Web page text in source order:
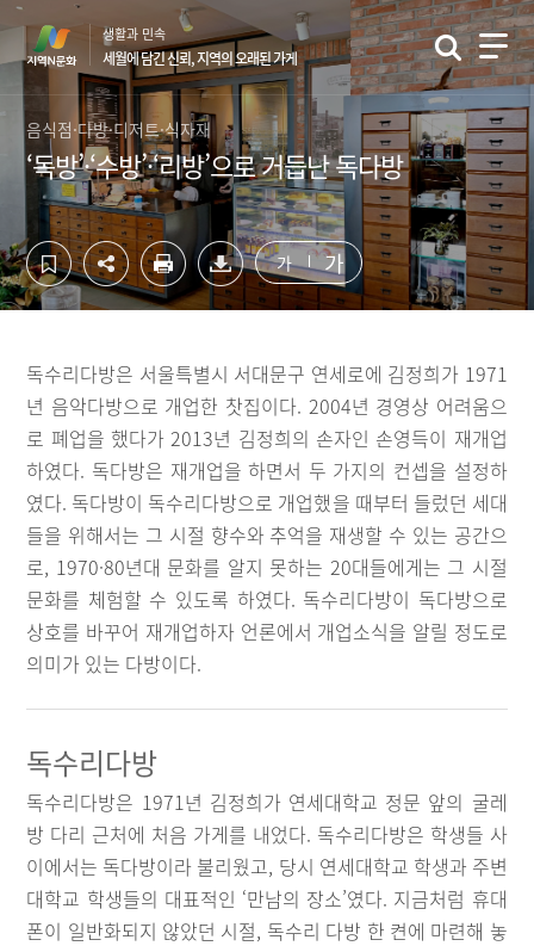
컨
츠
기
하
영
생활과 민속
세월에 담긴 신뢰, 지역의 오래된 가게
음식점·다방·디저트·식자재
‘독방’·‘수방’·‘리방’으로 거듭난 독다방
가 가
독수리다방은 서울특별시 서대문구 연세로에 김정희가 1971
년 음악다방으로 개업한 찻집이다. 2004년 경영상 어려움으
로 폐업을 했다가 2013년 김정희의 손자인 손영득이 재개업
하였다. 독다방은 재개업을 하면서 두 가지의 컨셉을 설정하
였다. 독다방이 독수리다방으로 개업했을 때부터 들렀던 세대
들을 위해서는 그 시절 향수와 추억을 재생할 수 있는 공간으
로, 1970·80년대 문화를 알지 못하는 20대들에게는 그 시절
문화를 체험할 수 있도록 하였다. 독수리다방이 독다방으로
상호를 바꾸어 재개업하자 언론에서 개업소식을 알릴 정도로
의미가 있는 다방이다.
독수리다방
독수리다방은 1971년 김정희가 연세대학교 정문 앞의 굴레
방 다리 근처에 처음 가게를 내었다. 독수리다방은 학생들 사
이에서는 독다방이라 불리웠고, 당시 연세대학교 학생과 주변
대학교 학생들의 대표적인 ‘만남의 장소’였다. 지금처럼 휴대
폰이 일반화되지 않았던 시절, 독수리 다방 한 켠에 마련해 놓